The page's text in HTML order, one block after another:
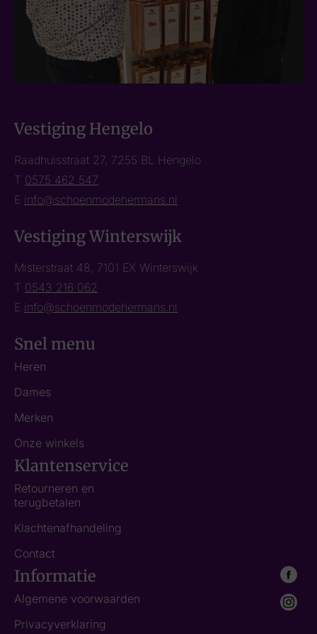
Vestiging Hengelo
Raadhuisstraat 27, 7255 BL Hengelo
T 0575 462 547
E info@schoenmodehermans.nl
Vestiging Winterswijk
Misterstraat 48, 7101 EX Winterswijk
T 0543 216 062
E info@schoenmodehermans.nl
Snel menu
Heren
Dames
Merken
Onze winkels
Klantenservice
Retourneren en
terugbetalen
Klachtenafhandeling
Contact
Informatie
Algemene voorwaarden
Privacyverklaring